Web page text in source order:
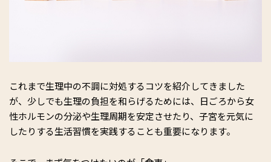
これまで生理中の不調に対処するコツを紹介してきました
が、少しでも生理の負担を和らげるためには、日ごろから女
性ホルモンの分泌や生理周期を安定させたり、子宮を元気に
したりする生活習慣を実践することも重要になります。